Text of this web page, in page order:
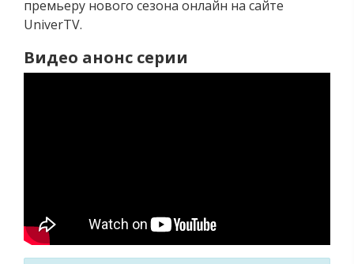
премьеру нового сезона онлайн на сайте
UniverTV.
Видео анонс серии